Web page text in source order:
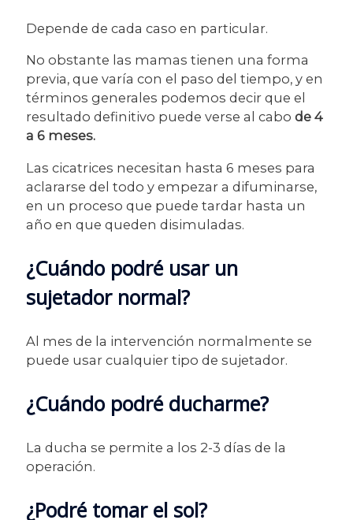
Depende de cada caso en particular.
No obstante las mamas tienen una forma
previa, que varía con el paso del tiempo, y en
términos generales podemos decir que el
resultado definitivo puede verse al cabo de 4
a 6 meses.
Las cicatrices necesitan hasta 6 meses para
aclararse del todo y empezar a difuminarse,
en un proceso que puede tardar hasta un
año en que queden disimuladas.
¿Cuándo podré usar un
sujetador normal?
Al mes de la intervención normalmente se
puede usar cualquier tipo de sujetador.
¿Cuándo podré ducharme?
La ducha se permite a los 2-3 días de la
operación.
¿Podré tomar el sol?